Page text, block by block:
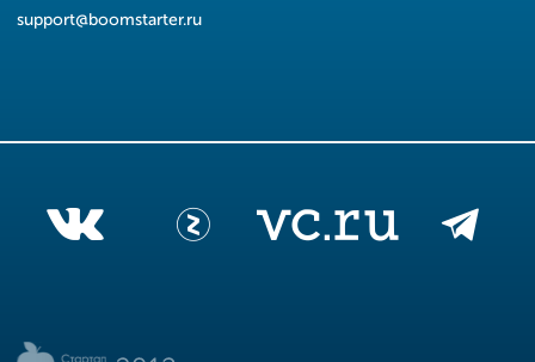
support@boomstarter.ru